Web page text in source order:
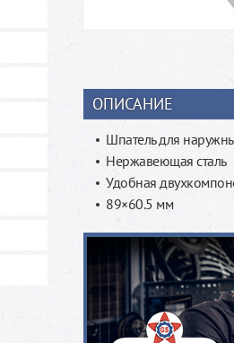
ОПИСАНИЕ
Шпатель для
Нержавеющая сталь
Удобная
89×60.5 мм